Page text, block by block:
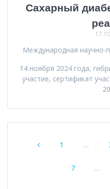
Сахарный
Международная научно-
14 ноября 2024 года,
участие, сертификат
записям
Страница
1 …
Страница
7 …